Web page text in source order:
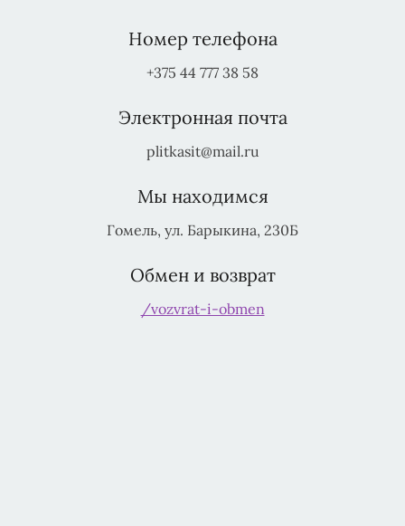
Номер телефона
+375 44 777 38 58
Электронная почта
plitkasit@mail.ru
Мы находимся
Гомель, ул. Барыкина, 230Б
Обмен и возврат
/vozvrat-i-obmen